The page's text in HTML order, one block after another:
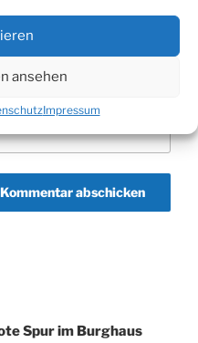
ansehen
Impressum
Spur im Burghaus